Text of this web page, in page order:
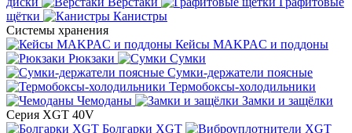
щётки
Канистры
Системы хранения
Кейсы MAKPAC и поддоны
Рюкзаки
Сумки
Сумки-держатели поясные
Термобоксы-холодильники
Чемоданы
Замки и защёлки
Серия XGT 40V
Болгарки XGT